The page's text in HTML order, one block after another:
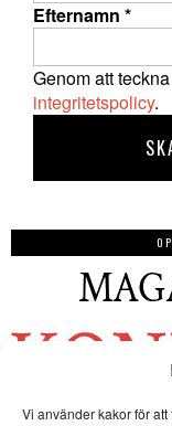
Vi använder kakor för
Efternamn *
Genom att
integritetspolicy.